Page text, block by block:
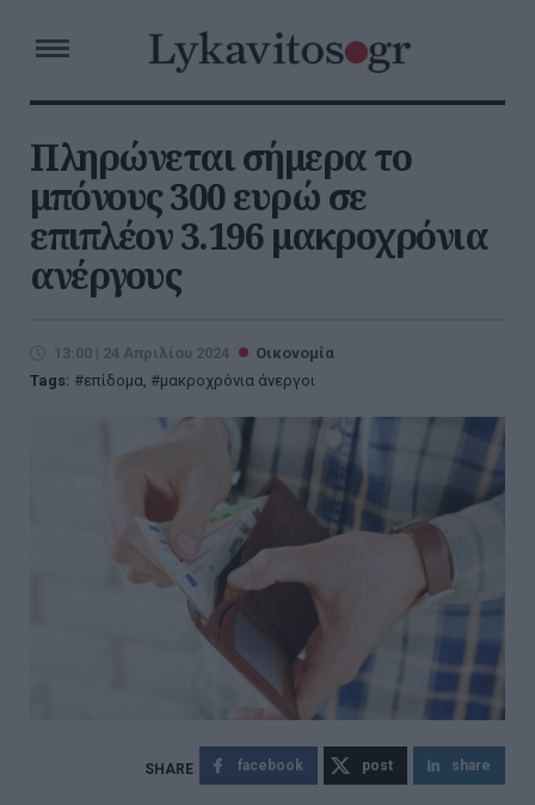
Πληρώνεται σήμερα το
μπόνους 300 ευρώ σε
επιπλέον 3.196 μακροχρόνια
ανέργους
13:00 | 24 Απριλίου 2024
Οικονομία
Tags:
επίδομα, μακροχρόνια άνεργοι
facebook post share